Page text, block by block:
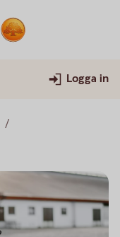
Logga in